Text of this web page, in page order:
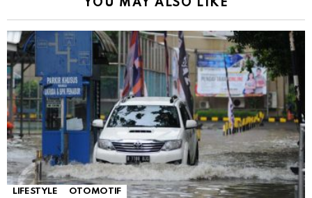
YOU MAY ALSO LIKE
LIFESTYLE OTOMOTIF